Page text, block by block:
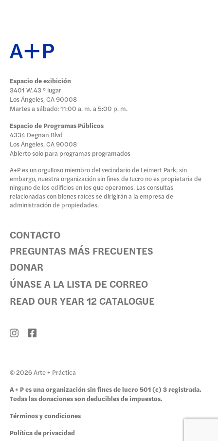
Espacio de exibición
3401 W.43 ° lugar
Los Ángeles, CA 90008
Martes a sábado: 11:00 a. m. a 5:00 p. m.
Espacio de Programas Públicos
4334 Degnan Blvd
Los Ángeles, CA 90008
Abierto solo para programas programados
A+P es un orgulloso miembro del vecindario de Leimert Park; sin
embargo, nuestra organización sin fines de lucro no es propietaria de
ninguno de los edificios en los que operamos. Las consultas
relacionadas con bienes raíces se dirigirán a la empresa de
administración de propiedades.
CONTACTO
PREGUNTAS MÁS FRECUENTES
DONAR
ÚNASE A LA LISTA DE CORREO
READ OUR YEAR 12 CATALOGUE
© 2026 Arte + Práctica
A + P es una organización sin fines de lucro 501 (c) 3 registrada.
Todas las donaciones son deducibles de impuestos.
Términos y condiciones
Política de privacidad